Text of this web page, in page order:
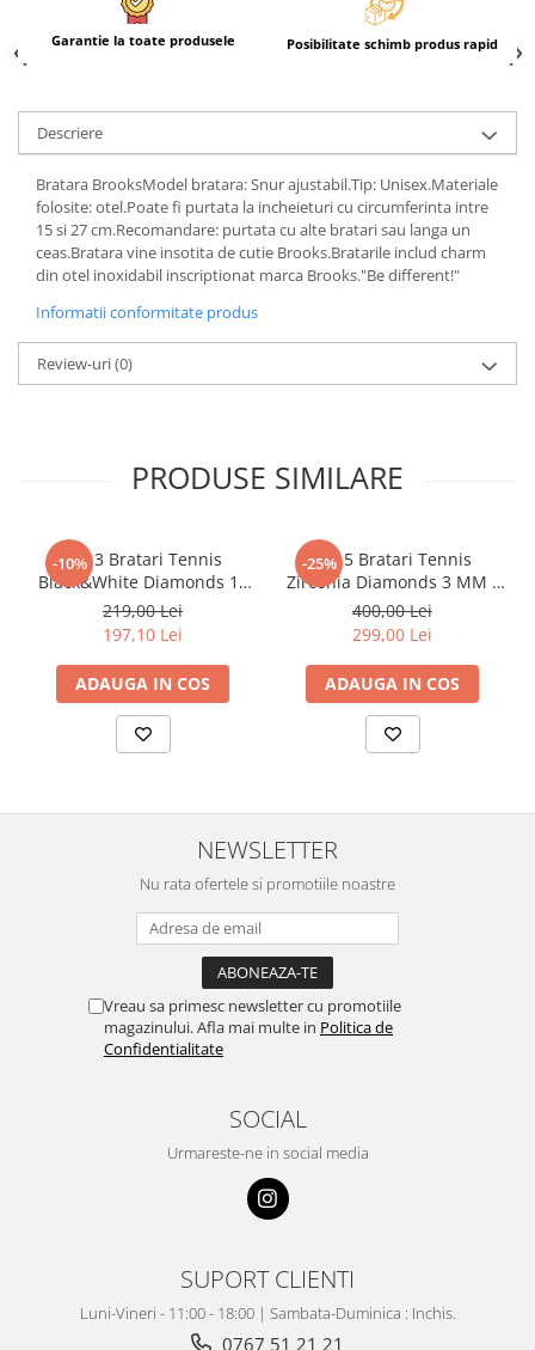
Garantie la toate produsele Posibilitate schimb produs rapid
Descriere
Bratara BrooksModel bratara: Snur ajustabil.Tip: Unisex.Materiale
folosite: otel.Poate fi purtata la incheieturi cu circumferinta intre
15 si 27 cm.Recomandare: purtata cu alte bratari sau langa un
ceas.Bratara vine insotita de cutie Brooks.Bratarile includ charm
din otel inoxidabil inscriptionat marca Brooks."Be different!"
Informatii conformitate produs
Review-uri(0)
PRODUSE SIMILARE
-10%
Set 3 Bratari Tennis
Black&White Diamonds 19
CM
219,00 Lei
197,10 Lei
ADAUGA IN COS
-25%
Set 5 Bratari Tennis
Zirconia Diamonds 3 MM /
19.5 CM
400,00 Lei
299,00 Lei
ADAUGA IN COS
NEWSLETTER
Nu rata ofertele si promotiile noastre
Vreau sa primesc newsletter cu promotiile
magazinului. Afla mai multe in Politica de
Confidentialitate
SOCIAL
Urmareste-ne in social media
SUPORT CLIENTI
Luni-Vineri - 11:00 - 18:00 | Sambata-Duminica : Inchis.
0767 51 21 21